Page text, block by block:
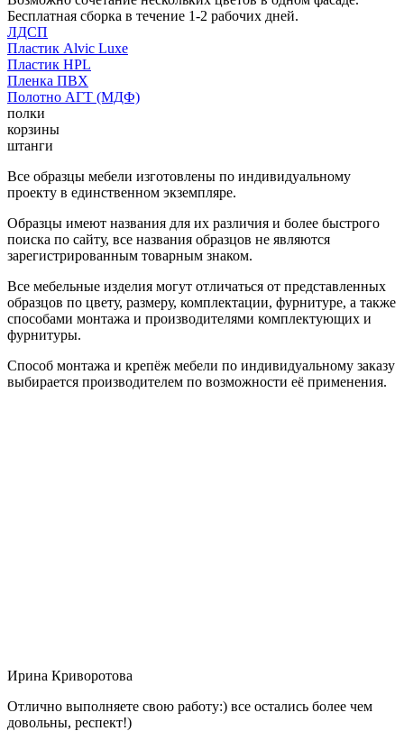
Бесплатная сборка в течение 1-2 рабочих дней.
ЛДСП
Пластик Alvic Luxe
Пластик HPL
Пленка ПВХ
Полотно АГТ (МДФ)
полки
корзины
штанги
Все образцы мебели изготовлены по индивидуальному
проекту в единственном экземпляре.
Образцы имеют названия для их различия и более быстрого
поиска по сайту, все названия образцов не являются
зарегистрированным товарным знаком.
Все мебельные изделия могут отличаться от представленных
образцов по цвету, размеру, комплектации, фурнитуре, а также
способами монтажа и производителями комплектующих и
фурнитуры.
Способ монтажа и крепёж мебели по индивидуальному заказу
выбирается производителем по возможности её применения.
Ирина Криворотова
Отлично выполняете свою работу:) все остались более чем
довольны, респект!)